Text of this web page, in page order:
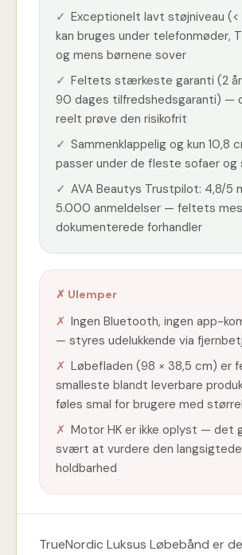
✓ Exceptionelt lavt støjniveau (<
kan bruges under telefonmøder,
og mens børnene sover
✓ Feltets stærkeste garanti (2
90 dages tilfredshedsgaranti) —
reelt prøve den risikofrit
✓ Sammenklappelig og kun 10,8
passer under de fleste sofaer og
✓ AVA Beautys Trustpilot: 4,8/5
5.000 anmeldelser — feltets
dokumenterede forhandler
✗ Ulemper
✗ Ingen Bluetooth, ingen app-
— styres udelukkende via
✗ Løbefladen (98 × 38,5 cm) er
smalleste blandt leverbare
føles smal for brugere med
✗ Motor HK er ikke oplyst — det
svært at vurdere den langsigtede
holdbarhed
TrueNordic Luksus Løbebånd er